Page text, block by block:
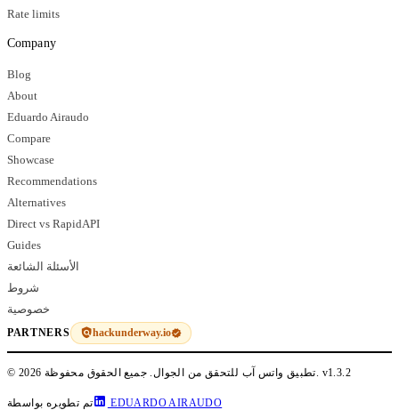
Rate limits
Company
Blog
About
Eduardo Airaudo
Compare
Showcase
Recommendations
Alternatives
Direct vs RapidAPI
Guides
الأسئلة الشائعة
شروط
خصوصية
PARTNERS hackunderway.io
v1.3.2
تم تطويره بواسطة EDUARDO AIRAUDO